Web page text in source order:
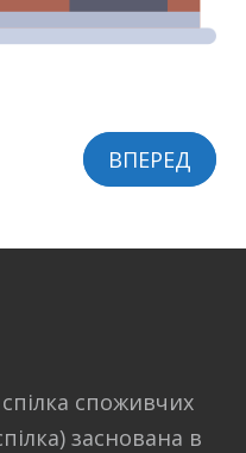
ВПЕРЕД
споживчих
заснована в